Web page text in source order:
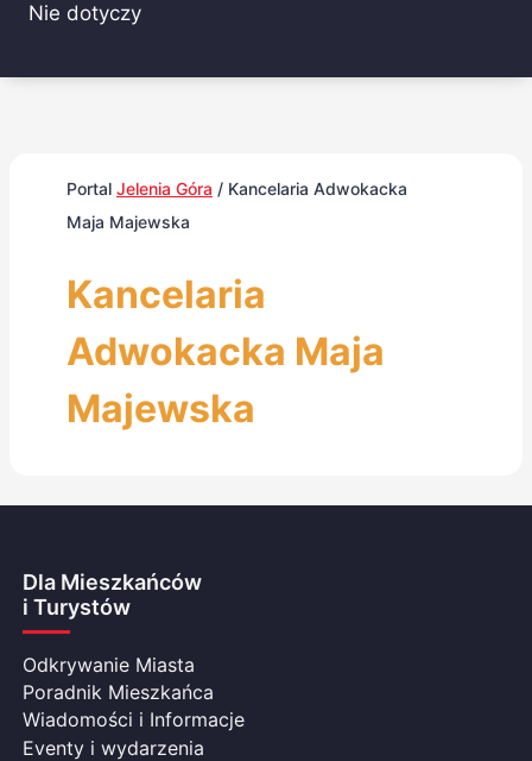
Nie dotyczy
Portal Jelenia Góra / Kancelaria Adwokacka
Maja Majewska
Kancelaria
Adwokacka Maja
Majewska
Dla Mieszkańców
i Turystów
Odkrywanie Miasta
Poradnik Mieszkańca
Wiadomości i Informacje
Eventy i wydarzenia